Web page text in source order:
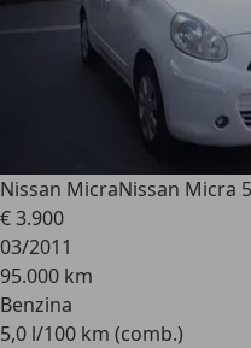
Nissan MicraNissan Micra
€ 3.900
03/2011
95.000 km
Benzina
5,0 l/100 km (comb.)